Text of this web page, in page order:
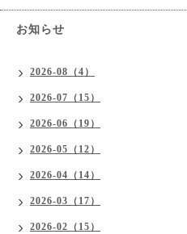
お知らせ
2026-08（4）
2026-07（15）
2026-06（19）
2026-05（12）
2026-04（14）
2026-03（17）
2026-02（15）